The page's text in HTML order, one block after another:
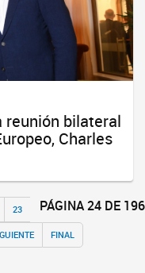
reunión bilateral
Charles
PÁGINA 24 DE 196
23
FINAL